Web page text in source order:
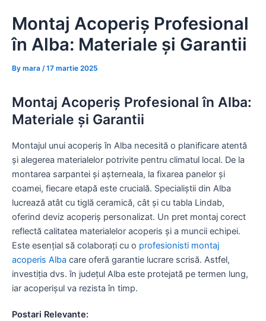
content
Montaj Acoperiș Profesional
în Alba: Materiale și Garantii
By mara /17 martie 2025
Montaj Acoperiș Profesional în Alba:
Materiale și Garantii
Montajul unui acoperiș în Alba necesită o planificare atentă
și alegerea materialelor potrivite pentru climatul local. De la
montarea sarpantei și așterneala, la fixarea panelor și
coamei, fiecare etapă este crucială. Specialiștii din Alba
lucrează atât cu tiglă ceramică, cât și cu tabla Lindab,
oferind deviz acoperiș personalizat. Un pret montaj corect
reflectă calitatea materialelor acoperis și a muncii echipei.
Este esențial să colaborați cu o profesionisti montaj
acoperis Alba care oferă garantie lucrare scrisă. Astfel,
investiția dvs. în județul Alba este protejată pe termen lung,
iar acoperișul va rezista în timp.
Postari Relevante: